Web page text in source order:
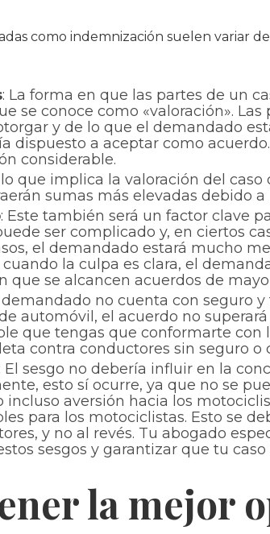
como indemnización suelen variar
: La forma en que las partes de un
se conoce como «valoración».
y de lo que el demandado
a aceptar como
considerable.
que implica la valoración del
sumas más elevadas debido
: Este también será un factor clave
ser complicado y, en ciertos
el demandado estará mucho
la culpa es clara, el
que se alcancen acuerdos de
demandado no cuenta con seguro
automóvil, el acuerdo no
que tengas que conformarte
contra conductores sin seguro o
El sesgo no debería influir en la
esto sí ocurre, ya que no se
aversión hacia los
para los motociclistas. Esto se
y no al revés. Tu abogado
sesgos y garantizar que tu
la mejor